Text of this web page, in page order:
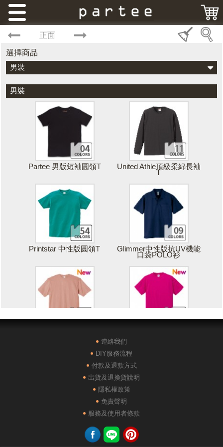
正面
選擇商品
男裝
男裝
Partee 男版短袖圓領T United Athle頂級柔綿長袖
T
Printstar 中性版圓領T Glimmer中性版抗UV機能
口袋POLO衫
POLONE1純棉短袖POLO AG28000落肩重磅精梳棉
連絡我們
DIY服務流程
付款及退款方式
出貨及退換貨說明
隱私權政策
免責聲明
服務及使用者條款